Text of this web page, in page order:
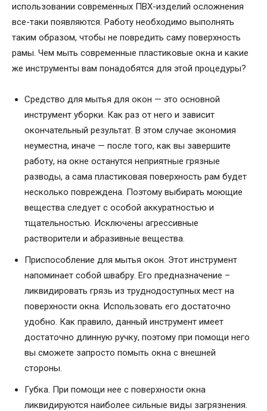
использовании современных ПВХ-изделий осложнения
все-таки появляются. Работу необходимо выполнять
таким образом, чтобы не повредить саму поверхность
рамы. Чем мыть современные пластиковые окна и какие
же инструменты вам понадобятся для этой процедуры?
Средство для мытья для окон — это основной
инструмент уборки. Как раз от него и зависит
окончательный результат. В этом случае экономия
неуместна, иначе — после того, как вы завершите
работу, на окне останутся неприятные грязные
разводы, а сама пластиковая поверхность рам будет
несколько повреждена. Поэтому выбирать моющие
вещества следует с особой аккуратностью и
тщательностью. Исключены агрессивные
растворители и абразивные вещества.
Приспособление для мытья окон. Этот инструмент
напоминает собой швабру. Его предназначение –
ликвидировать грязь из труднодоступных мест на
поверхности окна. Использовать его достаточно
удобно. Как правило, данный инструмент имеет
достаточно длинную ручку, поэтому при помощи него
вы сможете запросто помыть окна с внешней
стороны.
Губка. При помощи нее с поверхности окна
ликвидируются наиболее сильные виды загрязнения.